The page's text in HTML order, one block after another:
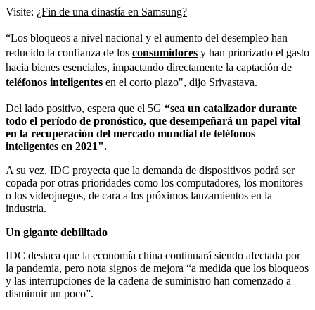
Visite: ¿Fin de una dinastía en Samsung?
“Los bloqueos a nivel nacional y el aumento del desempleo han
reducido la confianza de los consumidores y han priorizado el gasto
hacia bienes esenciales, impactando directamente la captación de
teléfonos inteligentes en el corto plazo", dijo Srivastava.
Del lado positivo, espera que el 5G “sea un catalizador durante
todo el período de pronóstico, que desempeñará un papel vital
en la recuperación del mercado mundial de teléfonos
inteligentes en 2021".
A su vez, IDC proyecta que la demanda de dispositivos podrá ser
copada por otras prioridades como los computadores, los monitores
o los videojuegos, de cara a los próximos lanzamientos en la
industria.
Un gigante debilitado
IDC destaca que la economía china continuará siendo afectada por
la pandemia, pero nota signos de mejora “a medida que los bloqueos
y las interrupciones de la cadena de suministro han comenzado a
disminuir un poco”.